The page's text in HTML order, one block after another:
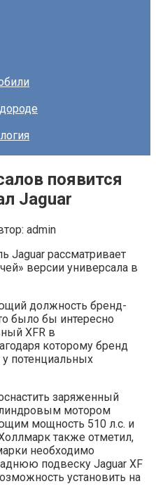
появится
Jaguar
admin
Jaguar рассматривает
версии универсала в
должность бренд-
было бы интересно
XFR в
которому бренд
потенциальных
заряженный
мотором
мощность 510 л.с. и
также отметил,
необходимо
подвеску Jaguar XF
установить на